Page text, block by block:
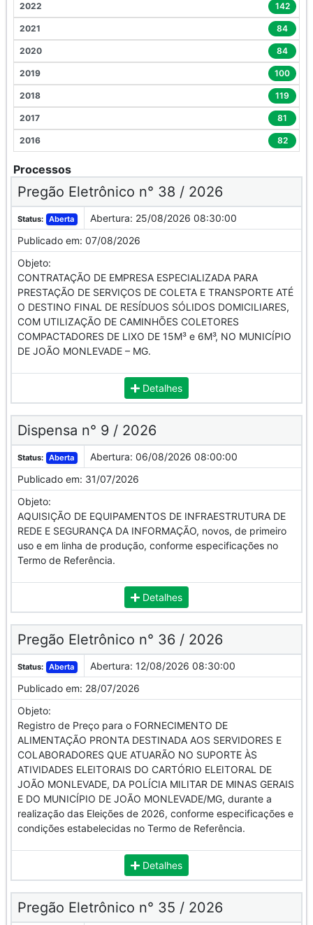
2022 142
2021 84
2020 84
2019 100
2018 119
2017 81
2016 82
Processos
Pregão Eletrônico n° 38 / 2026
Status: Aberta Abertura: 25/08/2026 08:30:00
Publicado em: 07/08/2026
Objeto:
CONTRATAÇÃO DE EMPRESA ESPECIALIZADA PARA
PRESTAÇÃO DE SERVIÇOS DE COLETA E TRANSPORTE ATÉ
O DESTINO FINAL DE RESÍDUOS SÓLIDOS DOMICILIARES,
COM UTILIZAÇÃO DE CAMINHÕES COLETORES
COMPACTADORES DE LIXO DE 15M³ e 6M³, NO MUNICÍPIO
DE JOÃO MONLEVADE – MG.
Detalhes
Dispensa n° 9 / 2026
Status: Aberta Abertura: 06/08/2026 08:00:00
Publicado em: 31/07/2026
Objeto:
AQUISIÇÃO DE EQUIPAMENTOS DE INFRAESTRUTURA DE
REDE E SEGURANÇA DA INFORMAÇÃO, novos, de primeiro
uso e em linha de produção, conforme especificações no
Termo de Referência.
Detalhes
Pregão Eletrônico n° 36 / 2026
Status: Aberta Abertura: 12/08/2026 08:30:00
Publicado em: 28/07/2026
Objeto:
Registro de Preço para o FORNECIMENTO DE
ALIMENTAÇÃO PRONTA DESTINADA AOS SERVIDORES E
COLABORADORES QUE ATUARÃO NO SUPORTE ÀS
ATIVIDADES ELEITORAIS DO CARTÓRIO ELEITORAL DE
JOÃO MONLEVADE, DA POLÍCIA MILITAR DE MINAS GERAIS
E DO MUNICÍPIO DE JOÃO MONLEVADE/MG, durante a
realização das Eleições de 2026, conforme especificações e
condições estabelecidas no Termo de Referência.
Detalhes
Pregão Eletrônico n° 35 / 2026